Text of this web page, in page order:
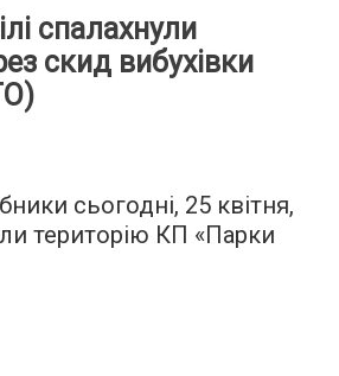
спалахнули
скид вибухівки
сьогодні, 25 квітня,
територію КП «Парки